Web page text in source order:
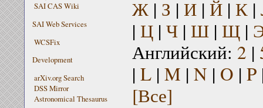
SAI CAS Wiki
SAI Web Services
WCSFix
Development
arXiv.org Search
DSS Mirror
Astronomical Thesaurus
Ж| З | И| Й| К|
| Ц| Ч| Ш| Щ|
Английский: 2 |
| L| M | N | O | P
[Все]